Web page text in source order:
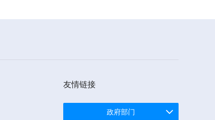
友情链接
政府部门